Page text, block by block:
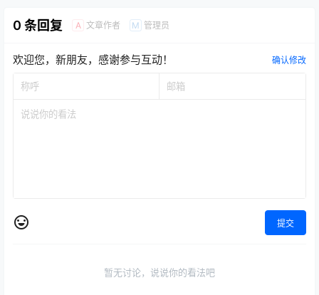
率打造BS爆品
2024-11-12 20:15:38
欢迎您，新朋友，感谢参与互动！